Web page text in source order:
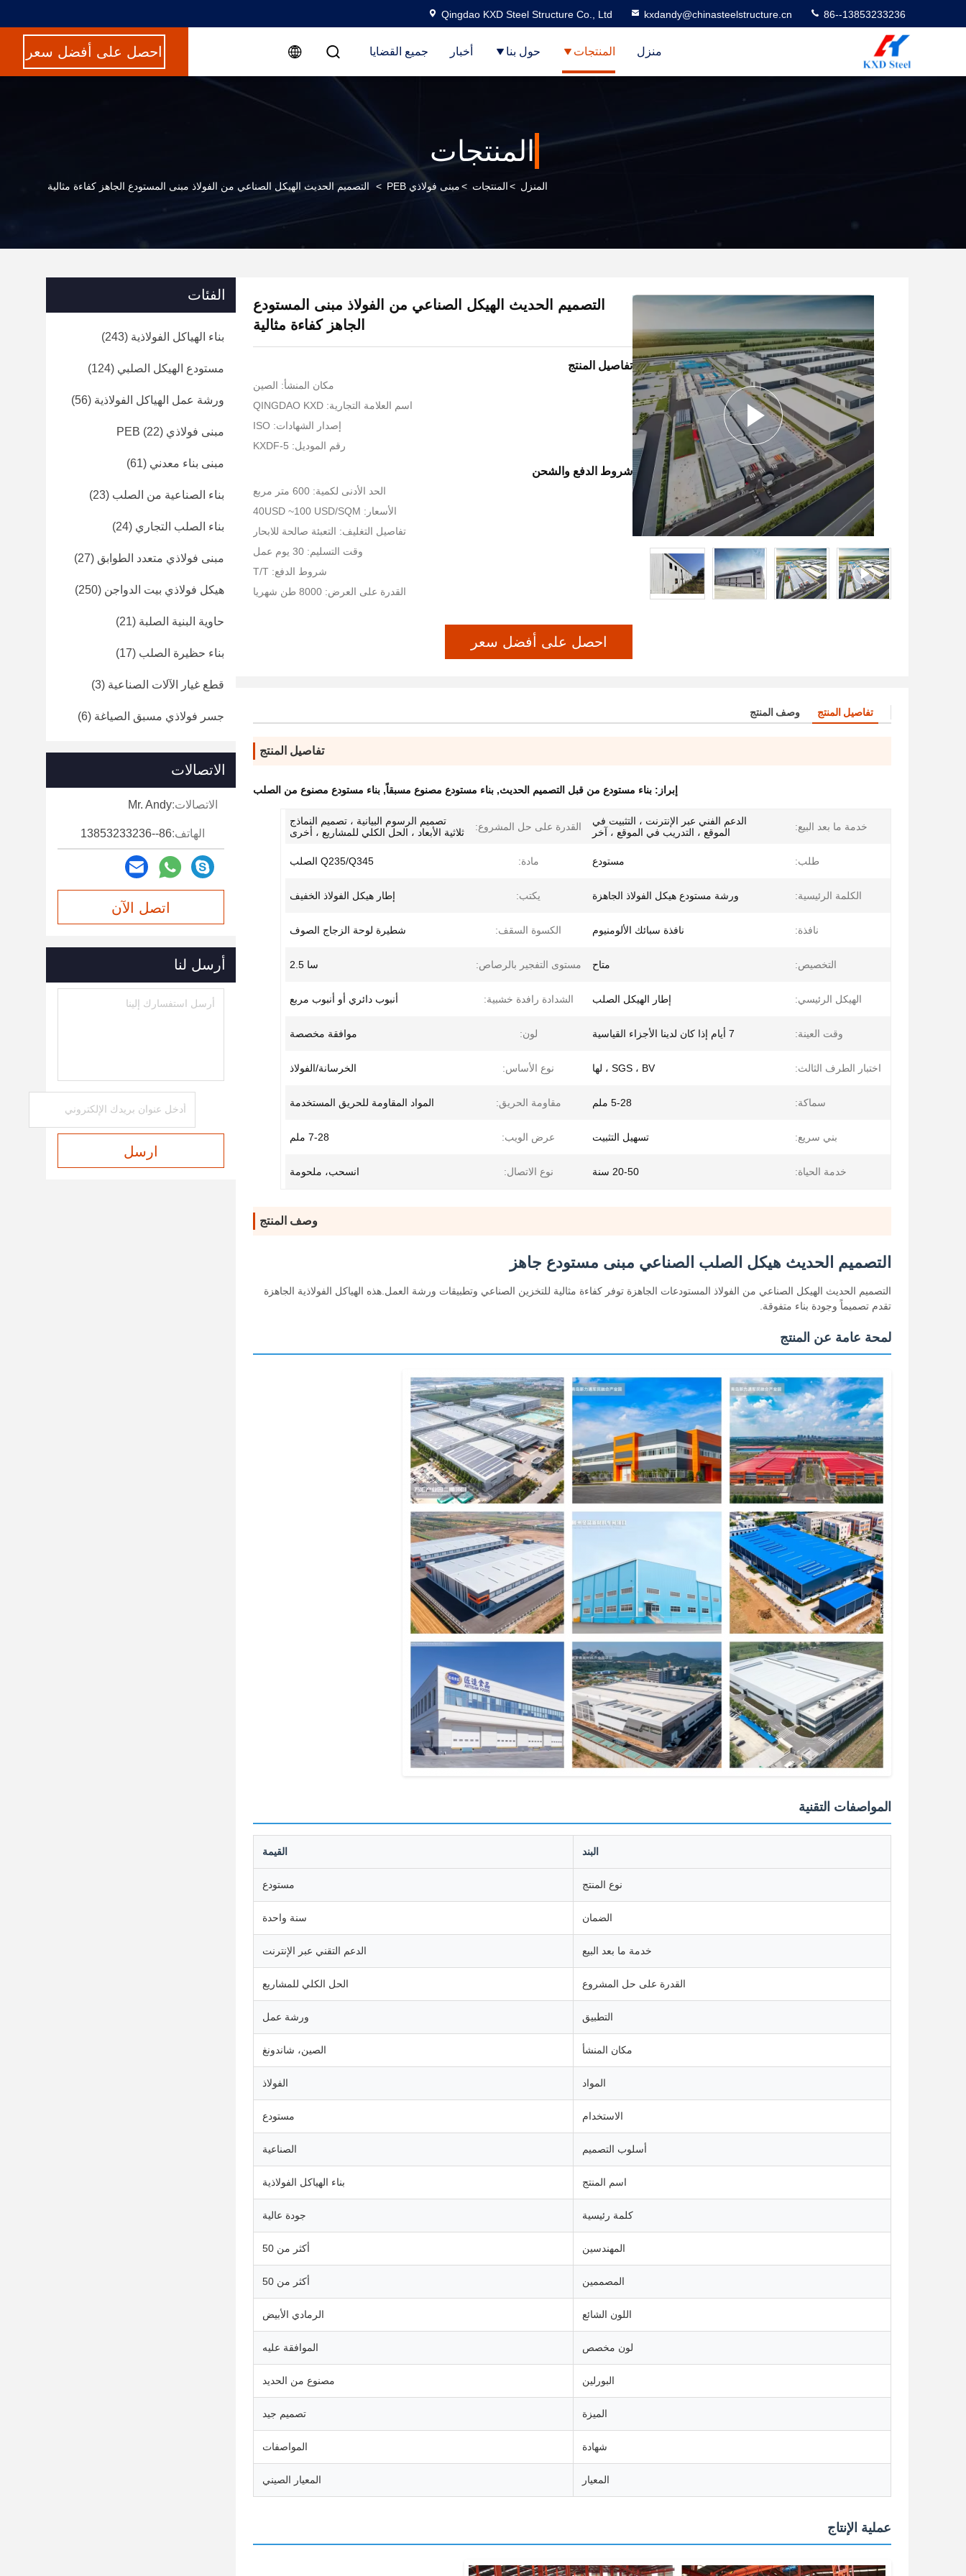
Qingdao KXD Steel Structure Co., Ltd kxdandy@chinasteelstructure.cn 86--13853233236
منزل المنتجات حول بنا أخبار جميع القضايا احصل على أفضل سعر
المنتجات
المنزل >المنتجات >مبنى فولاذي PEB > التصميم الحديث الهيكل الصناعي من الفولاذ مبنى المستودع الجاهز كفاءة مثالية
التصميم الحديث الهيكل الصناعي من الفولاذ مبنى المستودع
الجاهز كفاءة مثالية
تفاصيل المنتج
مكان المنشأ: الصين
اسم العلامة التجارية: QINGDAO KXD
إصدار الشهادات: ISO
رقم الموديل: KXDF-5
شروط الدفع والشحن
الحد الأدنى لكمية: 600 متر مربع
الأسعار: 40USD ~100 USD/SQM
تفاصيل التغليف: التعبئة صالحة للابحار
وقت التسليم: 30 يوم عمل
شروط الدفع: T/T
القدرة على العرض: 8000 طن شهريا
احصل على أفضل سعر
تفاصيل المنتج وصف المنتج
تفاصيل المنتج
إبراز: بناء مستودع من قبل التصميم الحديث, بناء مستودع مصنوع مسبقاً, بناء مستودع مصنوع من الصلب
خدمة ما بعد البيع:
الدعم الفني عبر الإنترنت ، التثبيت في
الموقع ، التدريب في الموقع ، آخر
القدرة على حل المشروع:
تصميم الرسوم البيانية ، تصميم النماذج
ثلاثية الأبعاد ، الحل الكلي للمشاريع ، أخرى
طلب: مستودع مادة: Q235/Q345 الصلب
الكلمة الرئيسية: ورشة مستودع هيكل الفولاذ الجاهزة يكتب: إطار هيكل الفولاذ الخفيف
نافذة: نافذة سبائك الألومنيوم الكسوة السقف: شطيرة لوحة الزجاج الصوف
التخصيص: متاح مستوى التفجير بالرصاص: سا 2.5
الهيكل الرئيسي: إطار الهيكل الصلب الشدادة رافدة خشبية: أنبوب دائري أو أنبوب مربع
وقت العينة: 7 أيام إذا كان لدينا الأجزاء القياسية لون: موافقة مخصصة
اختبار الطرف الثالث: SGS ، BV ، لها نوع الأساس: الخرسانة/الفولاذ
سماكة: 5-28 ملم مقاومة الحريق: المواد المقاومة للحريق المستخدمة
بني سريع: تسهيل التثبيت عرض الويب: 7-28 ملم
خدمة الحياة: 20-50 سنة نوع الاتصال: انسحب، ملحومة
وصف المنتج
التصميم الحديث هيكل الصلب الصناعي مبنى مستودع جاهز
التصميم الحديث الهيكل الصناعي من الفولاذ المستودعات الجاهزة توفر كفاءة مثالية للتخزين الصناعي وتطبيقات ورشة العمل.هذه الهياكل الفولاذية الجاهزة
تقدم تصميماً وجودة بناء متفوقة.
لمحة عامة عن المنتج
المواصفات التقنية
البند القيمة
نوع المنتج مستودع
الضمان سنة واحدة
خدمة ما بعد البيع الدعم التقني عبر الإنترنت
القدرة على حل المشروع الحل الكلي للمشاريع
التطبيق ورشة عمل
مكان المنشأ الصين، شاندونغ
المواد الفولاذ
الاستخدام مستودع
أسلوب التصميم الصناعية
اسم المنتج بناء الهياكل الفولاذية
كلمة رئيسية جودة عالية
المهندسين أكثر من 50
المصممين أكثر من 50
اللون الشائع الرمادي الأبيض
لون مخصص الموافقة عليه
البورلين مصنوع من الحديد
الميزة تصميم جيد
شهادة المواصفات
المعيار المعيار الصيني
عملية الإنتاج
الفئات
بناء الهياكل الفولاذية (243)
مستودع الهيكل الصلبي (124)
ورشة عمل الهياكل الفولاذية (56)
مبنى فولاذي PEB (22)
مبنى بناء معدني (61)
بناء الصناعية من الصلب (23)
بناء الصلب التجاري (24)
مبنى فولاذي متعدد الطوابق (27)
هيكل فولاذي بيت الدواجن (250)
حاوية البنية الصلبة (21)
بناء حظيرة الصلب (17)
قطع غيار الآلات الصناعية (3)
جسر فولاذي مسبق الصياغة (6)
الاتصالات
الاتصالات:Mr. Andy
الهاتف:86--13853233236
اتصل الآن
أرسل لنا
ارسل